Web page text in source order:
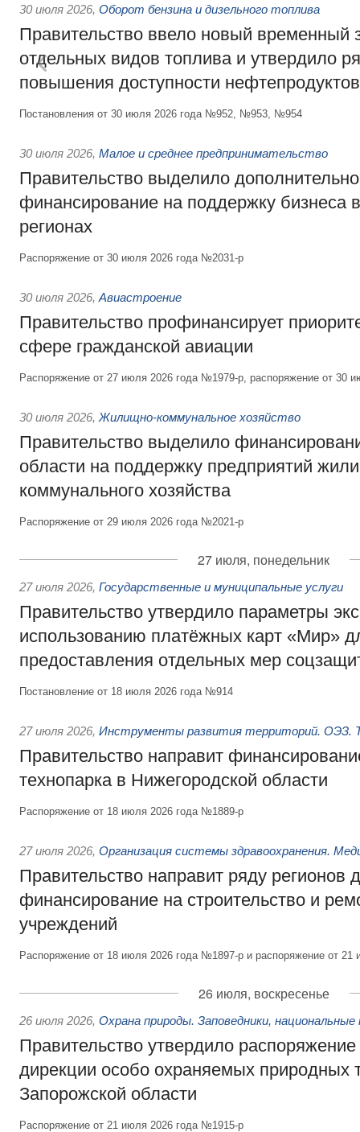
30 июля 2026, Оборот бензина и дизельного топлива
Правительство ввело новый временный
отдельных видов топлива и утвердило
повышения доступности нефтепродуктов
Постановления от 30 июля 2026 года №952, №953, №954
30 июля 2026, Малое и среднее предпринимательство
Правительство выделило
финансирование на поддержку бизнеса
регионах
Распоряжение от 30 июля 2026 года №2031-р
30 июля 2026, Авиастроение
Правительство профинансирует
сфере гражданской авиации
Распоряжение от 27 июля 2026 года №1979-р, распоряжение от 30
30 июля 2026, Жилищно-коммунальное хозяйство
Правительство выделило
области на поддержку предприятий
коммунального хозяйства
Распоряжение от 29 июля 2026 года №2021-р
27 июля, понедельник
27 июля 2026, Государственные и муниципальные услуги
Правительство утвердило параметры
использованию платёжных карт «Мир»
предоставления отдельных мер
Постановление от 18 июля 2026 года №914
27 июля 2026, Инструменты развития территорий. ОЭЗ.
Правительство направит
технопарка в Нижегородской области
Распоряжение от 18 июля 2026 года №1889-р
27 июля 2026, Организация системы здравоохранения.
Правительство направит ряду регионов
финансирование на строительство и
учреждений
Распоряжение от 18 июля 2026 года №1897-р и распоряжение от
26 июля, воскресенье
26 июля 2026, Охрана природы. Заповедники, национальные
Правительство утвердило
дирекции особо охраняемых природных
Запорожской области
Распоряжение от 21 июля 2026 года №1915-р